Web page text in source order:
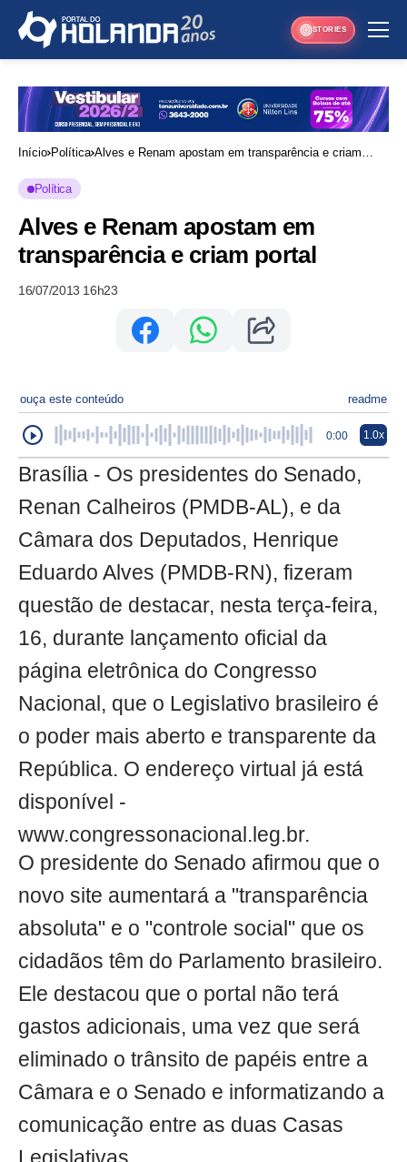
STORIES
Início Política Alves e Renam apostam em transparência e criam
Política
Alves e Renam apostam em
transparência e criam portal
16/07/2013 16h23
ouça este conteúdo readme
0:00 1.0x
Brasília - Os presidentes do Senado,
Renan Calheiros (PMDB-AL), e da
Câmara dos Deputados, Henrique
Eduardo Alves (PMDB-RN), fizeram
questão de destacar, nesta terça-feira,
16, durante lançamento oficial da
página eletrônica do Congresso
Nacional, que o Legislativo brasileiro é
o poder mais aberto e transparente da
República. O endereço virtual já está
disponível -
www.congressonacional.leg.br.
O presidente do Senado afirmou que o
novo site aumentará a "transparência
absoluta" e o "controle social" que os
cidadãos têm do Parlamento brasileiro.
Ele destacou que o portal não terá
gastos adicionais, uma vez que será
eliminado o trânsito de papéis entre a
Câmara e o Senado e informatizando a
comunicação entre as duas Casas